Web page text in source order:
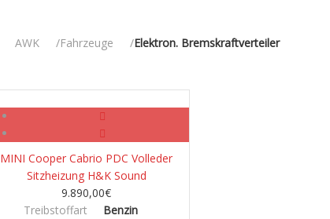
AWK Fahrzeuge Elektron. Bremskraftverteiler
MINI Cooper Cabrio PDC Volleder
Sitzheizung H&K Sound
9.890,00€
Treibstoffart
Benzin